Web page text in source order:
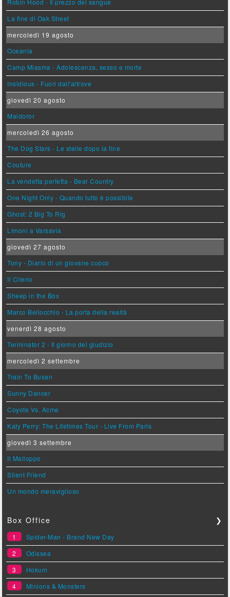
La fine di Oak Street
mercoledì 19 agosto
Oceania
Camp Miasma - Adolescenza, sesso e morte
Insidious - Fuori dall'altrove
giovedì 20 agosto
Maldoror
mercoledì 26 agosto
The Dog Stars - Le stelle dopo la fine
Couture
La vendetta perfetta - Bear Country
One Night Only - Quando tutto è possibile
Ghost: 2 Big To Rig
Limoni a Varsavia
giovedì 27 agosto
Tony - Diario di un giovane cuoco
Il Cileno
Sheep in the Box
Marco Bellocchio - La porta della realtà
venerdì 28 agosto
Terminator 2 - Il giorno del giudizio
mercoledì 2 settembre
Train To Busan
Sunny Dancer
Coyote Vs. Acme
Katy Perry: The Lifetimes Tour - Live From Paris
giovedì 3 settembre
Il Malloppo
Silent Friend
Un mondo meraviglioso
Box Office ❯
1
Spider-Man - Brand New Day
2
Odissea
3
Hokum
4
Minions & Monsters